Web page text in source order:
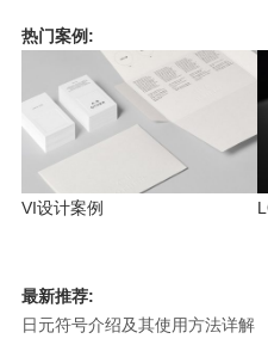
热门案例:
VI设计案例
最新推荐:
日元符号介绍及其使用方法详解